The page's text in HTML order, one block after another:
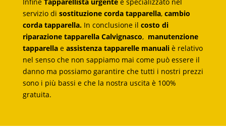
servizio di sostituzione corda tapparella, cambio
corda tapparella. In conclusione il costo di
riparazione tapparella Calvignasco, manutenzione
tapparellae assistenza tapparelle manuali è relativo
nel senso che non sappiamo mai come può essere il
danno ma possiamo garantire che tutti i nostri prezzi
sono i più bassi e che la nostra uscita è 100%
gratuita.